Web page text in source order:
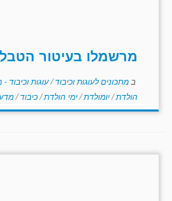
מרשמלו בעיטור
ב מתכונים לעוגות וכיבוד/עוגות וכיבוד
הולדת/יומולדת/ימי הולדת/כיבוד/